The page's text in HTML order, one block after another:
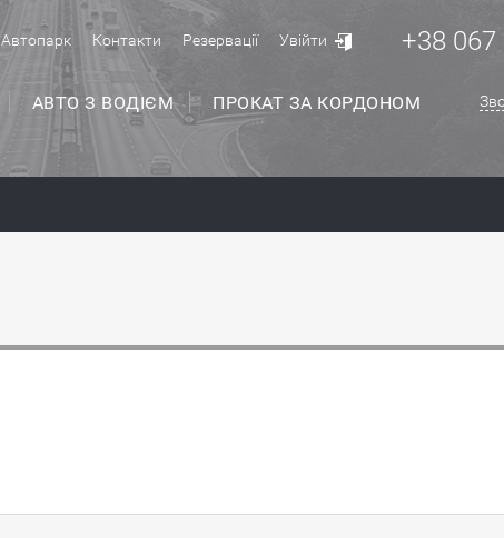
АВТО З ВОДІЄМ ПРОКАТ ЗА КОРДОНОМ
Автопарк Контакти Резервації Увійти +38 067